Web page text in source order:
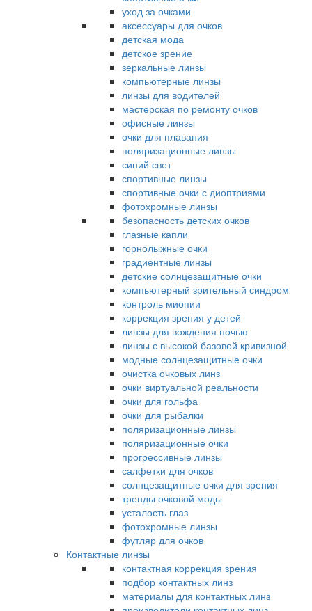
уход за очками
аксессуары для очков
детская мода
детское зрение
зеркальные линзы
компьютерные линзы
линзы для водителей
мастерская по ремонту очков
офисные линзы
очки для плавания
поляризационные линзы
синий свет
спортивные линзы
спортивные очки с диоптриями
фотохромные линзы
безопасность детских очков
глазные капли
горнолыжные очки
градиентные линзы
детские солнцезащитные очки
компьютерный зрительный синдром
контроль миопии
коррекция зрения у детей
линзы для вождения ночью
линзы с высокой базовой кривизной
модные солнцезащитные очки
очистка очковых линз
очки виртуальной реальности
очки для гольфа
очки для рыбалки
поляризационные линзы
поляризационные очки
прогрессивные линзы
салфетки для очков
солнцезащитные очки для зрения
тренды очковой моды
усталость глаз
фотохромные линзы
футляр для очков
Контактные линзы
контактная коррекция зрения
подбор контактных линз
материалы для контактных линз